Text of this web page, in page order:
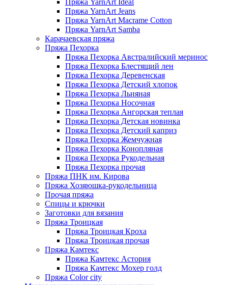
Пряжа YarnArt Jeans
Пряжа YarnArt Macrame Cotton
Пряжа YarnArt Samba
Карачаевская пряжа
Пряжа Пехорка
Пряжа Пехорка Австралийский меринос
Пряжа Пехорка Блестящий лен
Пряжа Пехорка Деревенская
Пряжа Пехорка Детский хлопок
Пряжа Пехорка Льняная
Пряжа Пехорка Носочная
Пряжа Пехорка Ангорская теплая
Пряжа Пехорка Детская новинка
Пряжа Пехорка Детский каприз
Пряжа Пехорка Жемчужная
Пряжа Пехорка Конопляная
Пряжа Пехорка Рукодельная
Пряжа Пехорка прочая
Пряжа ПНК им. Кирова
Пряжа Хозяюшка-рукодельница
Прочая пряжа
Спицы и крючки
Заготовки для вязания
Пряжа Троицкая
Пряжа Троицкая Кроха
Пряжа Троицкая прочая
Пряжа Камтекс
Пряжа Камтекс Астория
Пряжа Камтекс Мохер голд
Пряжа Color city